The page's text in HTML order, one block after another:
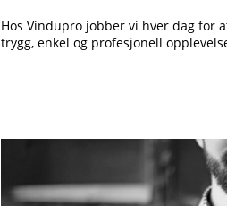
Hos Vindupro jobber vi hver dag for
trygg, enkel og profesjonell